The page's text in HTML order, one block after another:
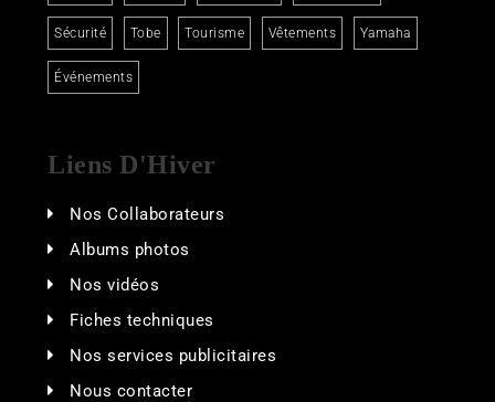
Sécurité Tobe Tourisme Vêtements Yamaha
Événements
Liens D'Hiver
Nos Collaborateurs
Albums photos
Nos vidéos
Fiches techniques
Nos services publicitaires
Nous contacter